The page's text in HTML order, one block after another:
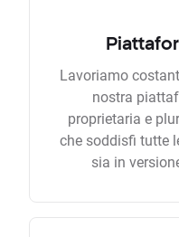
Lavoriamo
nostra
proprietaria e
che soddisfi tutte
sia in